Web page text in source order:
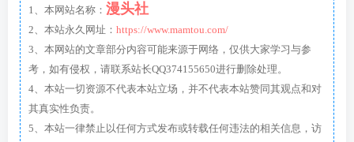
1、本网站名称： 漫头社
2、本站永久网址： https://www.mamtou.com/
3、本网站的文章部分内容可能来源于网络，仅供大家学习与参
考，如有侵权，请联系站长QQ374155650进行删除处理。
4、本站一切资源不代表本站立场，并不代表本站赞同其观点和对
其真实性负责。
5、本站一律禁止以任何方式发布或转载任何违法的相关信息，访